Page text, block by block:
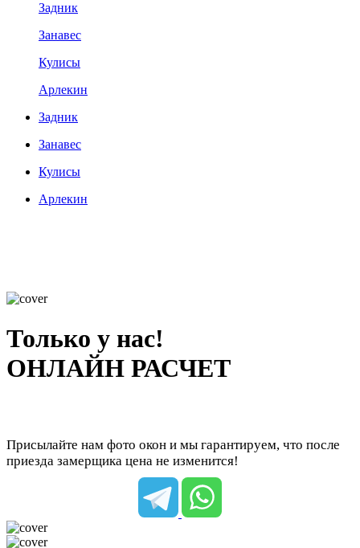
Задник
Занавес
Кулисы
Арлекин
Задник
Занавес
Кулисы
Арлекин
Только у нас!
ОНЛАЙН РАСЧЕТ
Присылайте нам фото окон и мы гарантируем, что после
приезда замерщика цена не изменится!